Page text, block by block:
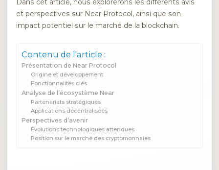
Dans cet article, nous explorerons les différents avis
et perspectives sur Near Protocol, ainsi que son
impact potentiel sur le marché de la blockchain.
Contenu de l'article :
Présentation de Near Protocol
Origine et développement
Fonctionnalités clés
Analyse de l’écosystème Near
Partenariats stratégiques
Applications décentralisées
Perspectives d’avenir
Évolutions technologiques attendues
Position sur le marché des cryptomonnaies